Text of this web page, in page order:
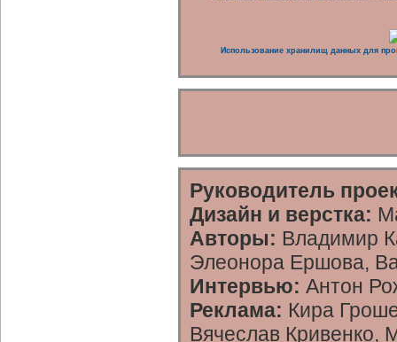
Использование хранилищ данных для
Руководитель
Дизайн и верстка:
Авторы: Владимир
Элеонора Ершова,
Интервью: Антон
Реклама: Кира
Вячеслав Кривенко,